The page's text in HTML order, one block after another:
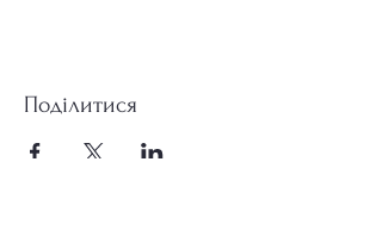
Поділитися